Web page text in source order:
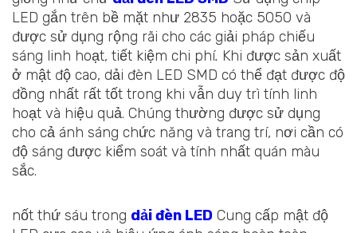
LED gắn trên bề mặt như 2835 hoặc 5050 và
được sử dụng rộng rãi cho các giải pháp chiếu
sáng linh hoạt, tiết kiệm chi phí. Khi được sản xuất
ở mật độ cao, dải đèn LED SMD có thể đạt được độ
đồng nhất rất tốt trong khi vẫn duy trì tính linh
hoạt và hiệu quả. Chúng thường được sử dụng
cho cả ánh sáng chức năng và trang trí, nơi cần có
độ sáng được kiểm soát và tính nhất quán màu
sắc.
nốt thứ sáu trong dải đèn LED Cung cấp mật độ